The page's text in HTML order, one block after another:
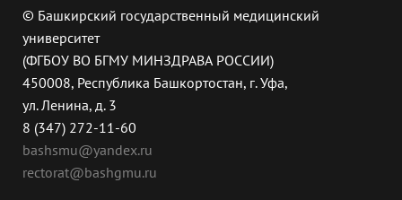
© Башкирский государственный медицинский
университет
(ФГБОУ ВО БГМУ МИНЗДРАВА РОССИИ)
450008, Республика Башкортостан, г. Уфа,
ул. Ленина, д. 3
8 (347) 272-11-60
bashsmu@yandex.ru
rectorat@bashgmu.ru